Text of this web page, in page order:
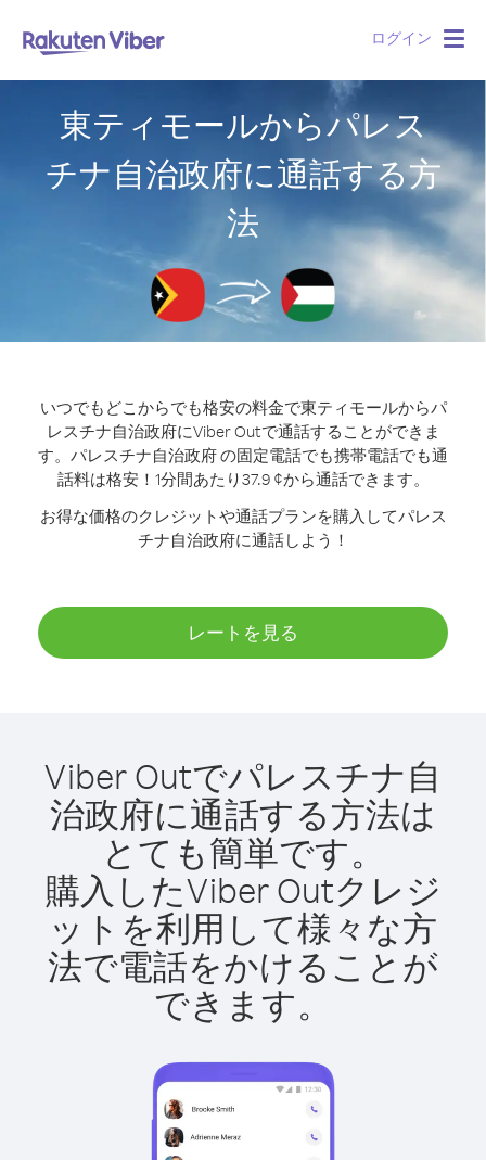
ログイン
東ティモールからパレス
チナ自治政府に通話する方
法
いつでもどこからでも格安の料金で東ティモールからパ
レスチナ自治政府にViber Outで通話することができま
す。 パレスチナ自治政府 の固定電話でも携帯電話でも通
話料は格安！1分間あたり37.9 ¢から通話できます。
お得な価格のクレジットや通話プランを購入してパレス
チナ自治政府に通話しよう！
レートを見る
Viber Outでパレスチナ自
治政府に通話する方法は
とても簡単です。
購入したViber Outクレジ
ットを利用して様々な方
法で電話をかけることが
できます。